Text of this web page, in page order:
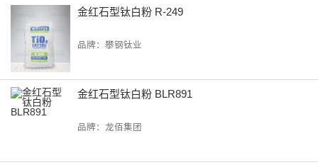
金红石型钛白粉 R-249
品牌：攀钢钛业
金红石型钛白粉 BLR891
品牌：龙佰集团